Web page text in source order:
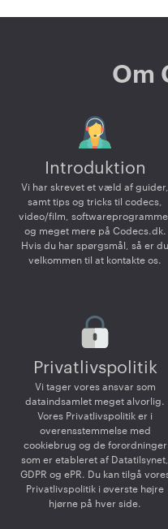
Om
Introduktion
Vi har skrevet et væld af guider,
samt tips og tricks til codecs,
video/film,
og meget mere på Codecs.dk.
Hvis du har spørgsmål, så er du
velkommen til at kontakte os.
Privatlivspolitik
Vi tager vores ansvar som
dataindsamlet meget alvorlig.
Vores Privatlivspolitik er i
overensstemmelse med
cookiebrug og de forordninger
som er etableret af Datatilsynet,
GDPR og ePR. Du kan tilgå
Privatlivspolitik i øverste højre
hjørne på hver side.